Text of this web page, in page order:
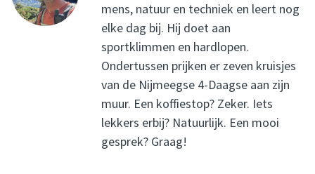
mens, natuur en techniek en leert nog
elke dag bij. Hij doet aan
sportklimmen en hardlopen.
Ondertussen prijken er zeven kruisjes
van de Nijmeegse 4-Daagse aan zijn
muur. Een koffiestop? Zeker. Iets
lekkers erbij? Natuurlijk. Een mooi
gesprek? Graag!